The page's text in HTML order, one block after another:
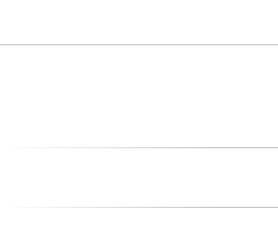
作，依托赶集日
开展形式多样的
作各方面全过程
际，马龙区鸡头